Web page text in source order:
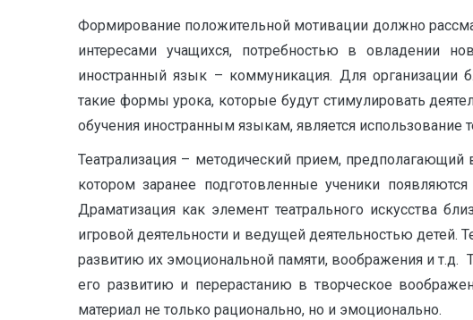
Формирование положительной мотивации должно
интересами учащихся, потребностью в овладении
иностранный язык – коммуникация. Для организации
такие формы урока, которые будут стимулировать
обучения иностранным языкам, является использование
Театрализация – методический прием,
котором заранее подготовленные ученики
Драматизация как элемент театрального искусства
игровой деятельности и ведущей деятельностью детей.
развитию их эмоциональной памяти, воображения и т.д.
его развитию и перерастанию в творческое
материал не только рационально, но и эмоционально.